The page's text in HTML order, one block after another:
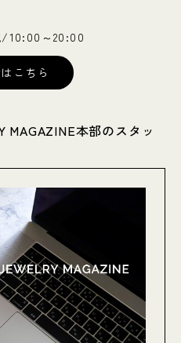
10:00～20:00
こちら
MAGAZINE本部のスタッ